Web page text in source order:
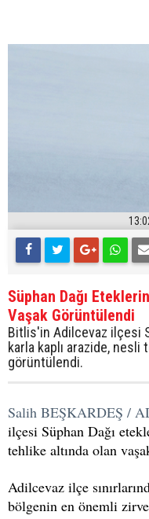
Süphan Dağı
Vaşak Görüntülendi
Bitlis'in Adilcevaz ilçesi
karla kaplı arazide, nesli
görüntülendi.
Salih BEŞKARDEŞ /
ilçesi Süphan Dağı
tehlike altında olan
Adilcevaz ilçe
bölgenin en önemli